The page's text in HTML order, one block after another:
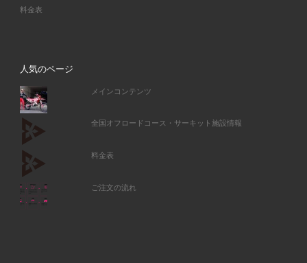
料金表
人気のページ
メインコンテンツ
全国オフロードコース・サーキット施設情報
料金表
ご注文の流れ